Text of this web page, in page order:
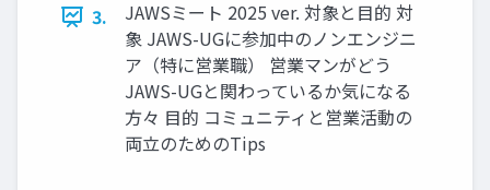
3.
JAWSミート 2025 ver. 対象と目的 対
象 JAWS-UGに参加中のノンエンジニ
ア（特に営業職） 営業マンがどう
JAWS-UGと関わっているか気になる
方々 目的 コミュニティと営業活動の
両立のためのTips